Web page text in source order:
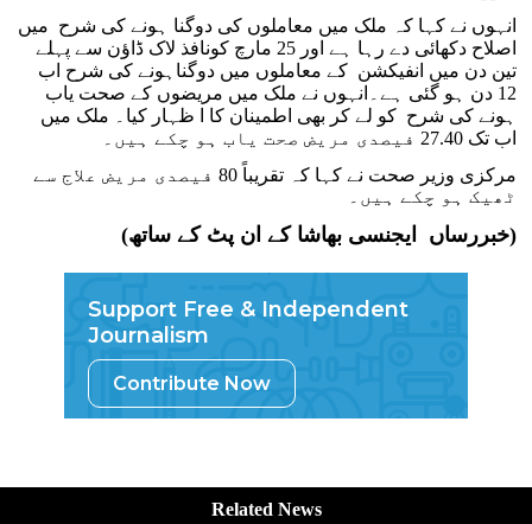
انہوں نے کہا کہ ملک میں معاملوں کی دوگنا ہونے کی شرح میں
اصلاح دکھائی دے رہا ہے اور 25 مارچ کونافذ لاک ڈاؤن سے پہلے
تین دن میں انفیکشن کے معاملوں میں دوگناہونے کی شرح اب
12 دن ہو گئی ہے۔انہوں نے ملک میں مریضوں کے صحت یاب
ہونے کی شرح کو لے کر بھی اطمینان کا ا ظہار کیا۔ ملک میں
اب تک 27.40 فیصدی مریض صحت یاب ہو چکے ہیں۔
مرکزی وزیر صحت نے کہا کہ تقریباً 80 فیصدی مریض علاج سے
ٹھیک ہو چکے ہیں۔
(خبررساں ایجنسی بھاشا کے ان پٹ کے ساتھ)
Support Free & Independent
Journalism
Contribute Now
Related News